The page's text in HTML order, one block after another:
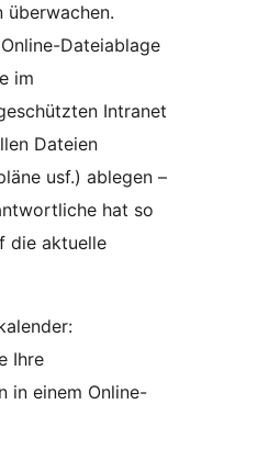
überwachen.
Dateiablage
im
Intranet
Dateien
usf.) ablegen –
hat so
die aktuelle
Ihre
in einem Online-